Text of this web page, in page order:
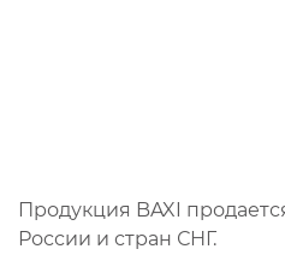
Продукция BAXI
России и стран СНГ.